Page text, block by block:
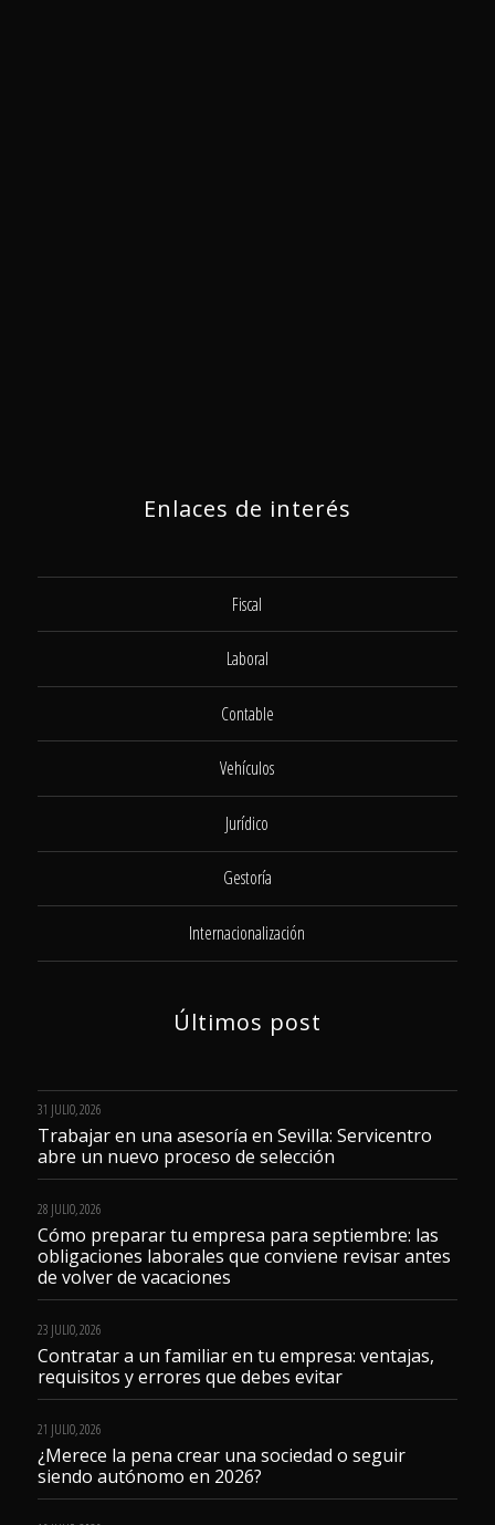
Enlaces de interés
Fiscal
Laboral
Contable
Vehículos
Jurídico
Gestoría
Internacionalización
Últimos post
31 JULIO, 2026
Trabajar en una asesoría en Sevilla: Servicentro
abre un nuevo proceso de selección
28 JULIO, 2026
Cómo preparar tu empresa para septiembre: las
obligaciones laborales que conviene revisar antes
de volver de vacaciones
23 JULIO, 2026
Contratar a un familiar en tu empresa: ventajas,
requisitos y errores que debes evitar
21 JULIO, 2026
¿Merece la pena crear una sociedad o seguir
siendo autónomo en 2026?